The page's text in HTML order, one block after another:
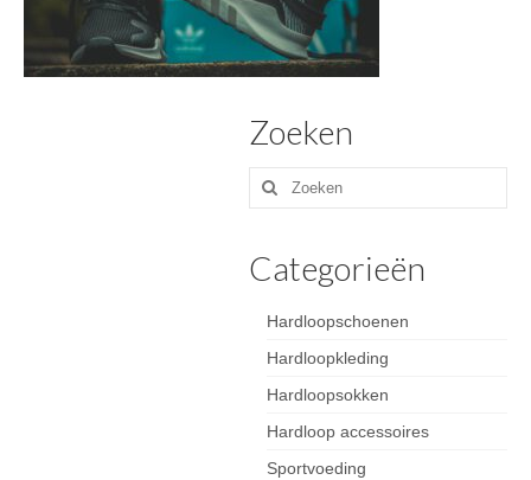
Zoeken
Zoeken
naar:
Categorieën
Hardloopschoenen
Hardloopkleding
Hardloopsokken
Hardloop accessoires
Sportvoeding